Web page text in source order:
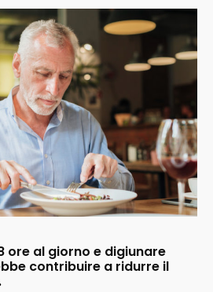
ore al giorno e digiunare
contribuire a ridurre il